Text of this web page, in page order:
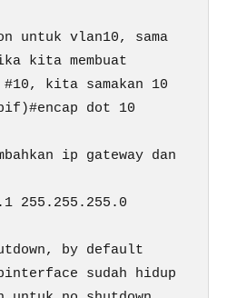
untuk vlan10, sama
kita membuat
kita samakan 10
dot 10
ip gateway dan
255.255.255.0
by default
sudah hidup